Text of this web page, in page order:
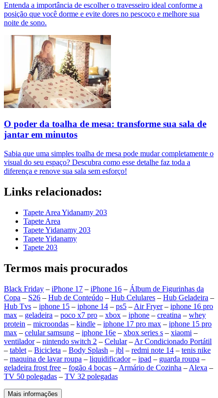
Entenda a importância de escolher o travesseiro ideal conforme a
posição que você dorme e evite dores no pescoço e melhore sua
noite de sono.
O poder da toalha de mesa: transforme sua sala de
jantar em minutos
Sabia que uma simples toalha de mesa pode mudar completamente o
visual do seu espaço? Descubra como esse detalhe faz toda a
diferença e renove sua sala sem esforço!
Links relacionados:
Tapete Area Yidanamy 203
Tapete Area
Tapete Yidanamy 203
Tapete Yidanamy
Tapete 203
Termos mais procurados
Black Friday – iPhone 17 – iPhone 16 – Álbum de Figurinhas da
Copa – S26 – Hub de Conteúdo – Hub Celulares – Hub Geladeira –
Hub Tvs – iphone 15 – iphone 14 – ps5 – Air Fryer– iphone 16 pro
max – geladeira – poco x7 pro – xbox – iphone – creatina – whey
protein – microondas – kindle – iphone 17 pro max – iphone 15 pro
max – celular samsung – iphone 16e – xbox series s – xiaomi –
ventilador– nintendo switch 2 – Celular– Ar Condicionado Portátil
– tablet – Bicicleta – Body Splash – jbl – redmi note 14 – tenis nike
– maquina de lavar roupa – liquidificador– ipad – guarda roupa –
geladeira frost free – fogão 4 bocas – Armário de Cozinha – Alexa –
TV 50 polegadas – TV 32 polegadas
Mais informações